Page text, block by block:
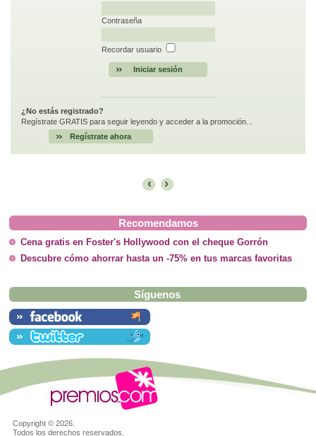
Contraseña
Recordar usuario
¿No estás registrado?
Regístrate GRATIS para seguir leyendo y acceder a la promoción...
Regístrate ahora
‹ ›
Recomendamos
Cena gratis en Foster's Hollywood con el cheque Gorrón
Descubre cómo ahorrar hasta un -75% en tus marcas favoritas
Síguenos
Copyright © 2026.
Todos los derechos reservados.